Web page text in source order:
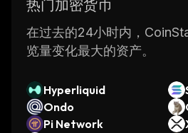
热门加密货币
在过去的24小时内，
览量变化最大的资产。
Hyperliquid
Ondo
Pi Network